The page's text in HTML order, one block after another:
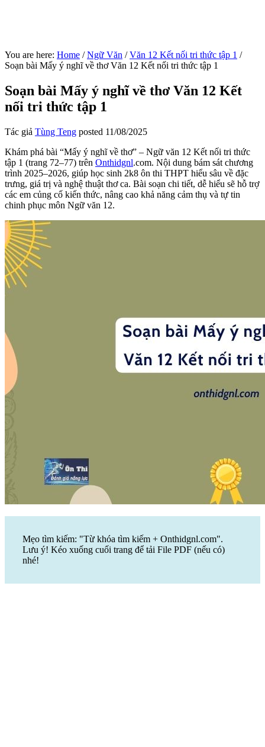
You are here: Home / Ngữ Văn / Văn 12 Kết nối tri thức tập 1 /
Soạn bài Mấy ý nghĩ về thơ Văn 12 Kết nối tri thức tập 1
Soạn bài Mấy ý nghĩ về thơ Văn 12 Kết
nối tri thức tập 1
Tác giả Tùng Teng posted 11/08/2025
Khám phá bài “Mấy ý nghĩ về thơ” – Ngữ văn 12 Kết nối tri thức
tập 1 (trang 72–77) trên Onthidgnl.com. Nội dung bám sát chương
trình 2025–2026, giúp học sinh 2k8 ôn thi THPT hiểu sâu về đặc
trưng, giá trị và nghệ thuật thơ ca. Bài soạn chi tiết, dễ hiểu sẽ hỗ trợ
các em củng cố kiến thức, nâng cao khả năng cảm thụ và tự tin
chinh phục môn Ngữ văn 12.
Mẹo tìm kiếm: "Từ khóa tìm kiếm + Onthidgnl.com".
Lưu ý! Kéo xuống cuối trang để tải File PDF (nếu có)
nhé!